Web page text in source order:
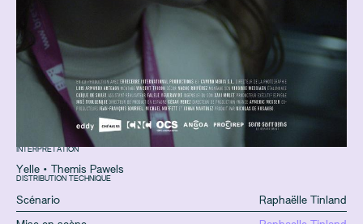
INTERPRÉTATION
Yelle • Themis Pawels
DISTRIBUTION TECHNIQUE
Scénario Raphaëlle Tinland